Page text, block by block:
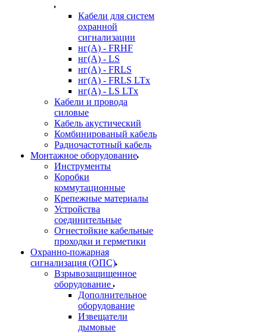
Кабели для систем
охранной
сигнализации
нг(A) - FRHF
нг(A) - LS
нг(А) - FRLS
нг(А) - FRLS LTx
нг(А) - LS LTx
Кабели и провода
силовые
Кабель акустический
Комбинированый кабель
Радиочастотный кабель
Монтажное оборудование
Инструменты
Коробки
коммутационные
Крепежные материалы
Устройства
соединительные
Огнестойкие кабельные
проходки и герметики
Охранно-пожарная
сигнализация (ОПС)
Взрывозащищенное
оборудование
Дополнительное
оборудование
Извещатели
дымовые